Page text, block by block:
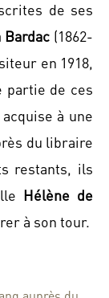
de ses
Bardac(1862-
en 1918,
partie de ces
à une
du libraire
restants, ils
Hélène de
à son tour.